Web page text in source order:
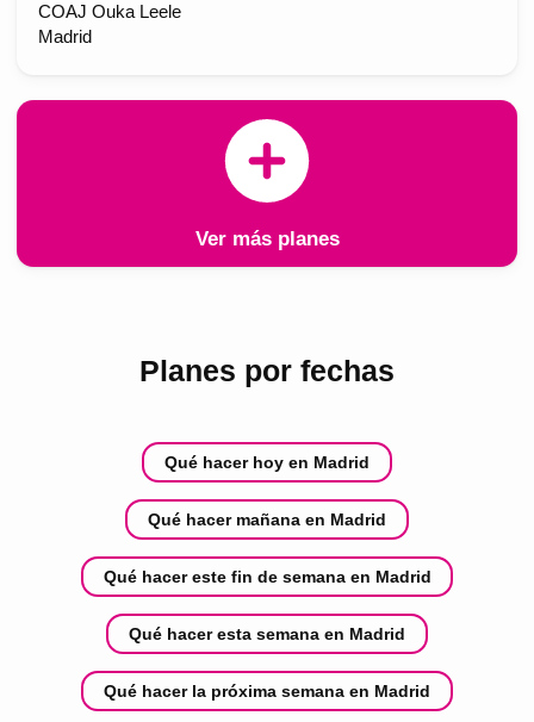
COAJ Ouka Leele
Madrid
Ver más planes
Planes por fechas
Qué hacer hoy en Madrid
Qué hacer mañana en Madrid
Qué hacer este fin de semana en Madrid
Qué hacer esta semana en Madrid
Qué hacer la próxima semana en Madrid